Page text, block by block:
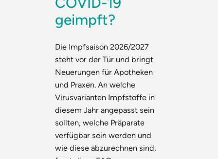
geimpft?
Die Impfsaison 2026/2027
steht vor der Tür und bringt
Neuerungen für Apotheken
und Praxen. An welche
Virusvarianten Impfstoffe in
diesem Jahr angepasst sein
sollten, welche Präparate
verfügbar sein werden und
wie diese abzurechnen sind,